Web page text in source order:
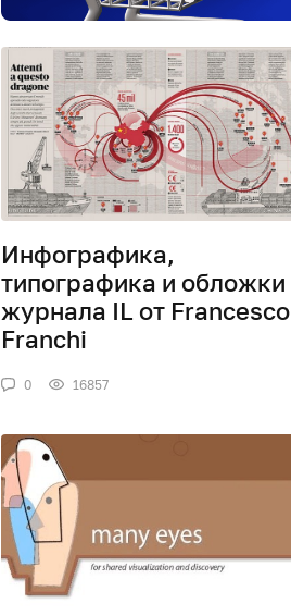
Инфографика,
типографика и обложки
журнала IL от Francesco
Franchi
0 16857